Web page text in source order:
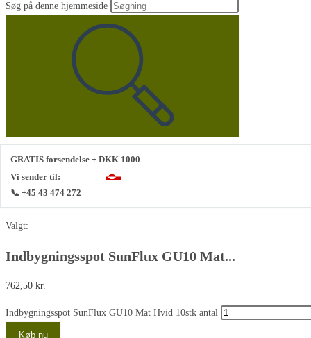
Søg på denne hjemmeside
GRATIS forsendelse + DKK 1000
Vi sender til:
📞 +45 43 474 272
Valgt:
Indbygningsspot SunFlux GU10 Mat...
762,50 kr.
Indbygningsspot SunFlux GU10 Mat Hvid 10stk antal
Køb nu